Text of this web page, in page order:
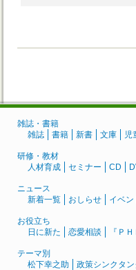
雑誌・書籍
雑誌
書籍 新書 文庫 児
研修・教材
人材育成
セミナー CD
ニュース
新着一覧
おしらせ イベン
お役立ち
日に新た
恋愛相談 『Ｐ
テーマ別
松下幸之助
政策シンクタ